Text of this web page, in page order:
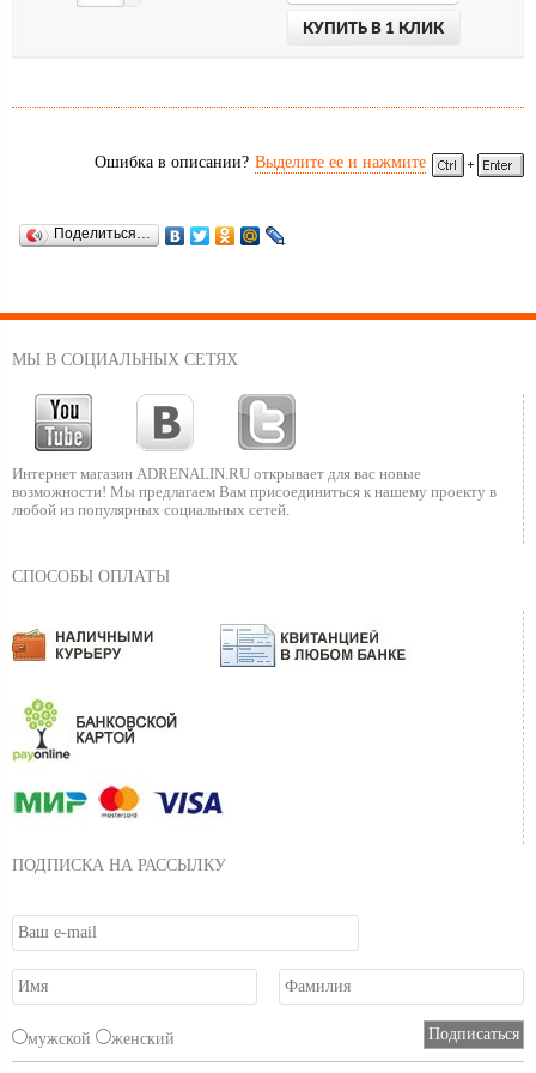
КУПИТЬ В 1 КЛИК
Ошибка в описании? Выделите ее и нажмите
Поделиться…
МЫ В СОЦИАЛЬНЫХ СЕТЯХ
Интернет магазин ADRENALIN.RU открывает для вас новые
возможности! Мы предлагаем Вам присоединиться к нашему проекту в
любой из популярных социальных сетей.
СПОСОБЫ ОПЛАТЫ
ПОДПИСКА НА РАССЫЛКУ
мужской женский